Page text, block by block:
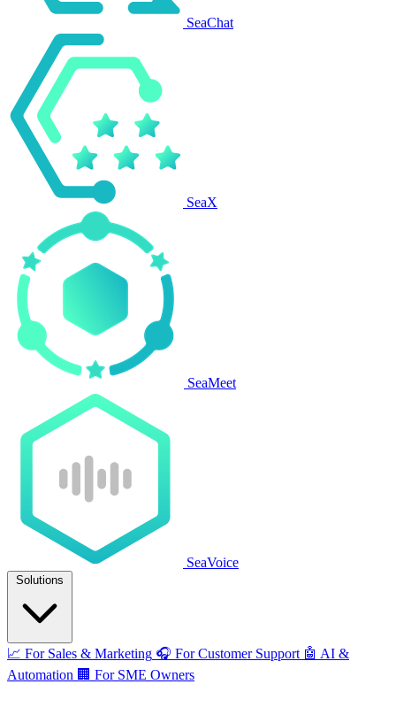
SeaChat
SeaX
SeaMeet
SeaVoice
Solutions
📈 For Sales & Marketing 🎧 For Customer Support 🤖 AI &
Automation 🏢 For SME Owners